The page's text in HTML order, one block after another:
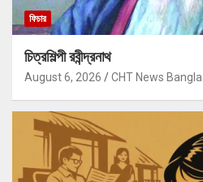
ফিচার
চিত্রশিল্পী রবীন্দ্রনাথ
August 6, 2026 CHT News Bangla